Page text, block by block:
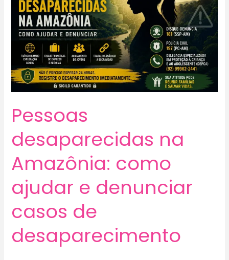
Pessoas
desaparecidas na
Amazônia: como
ajudar e denunciar
casos de
desaparecimento